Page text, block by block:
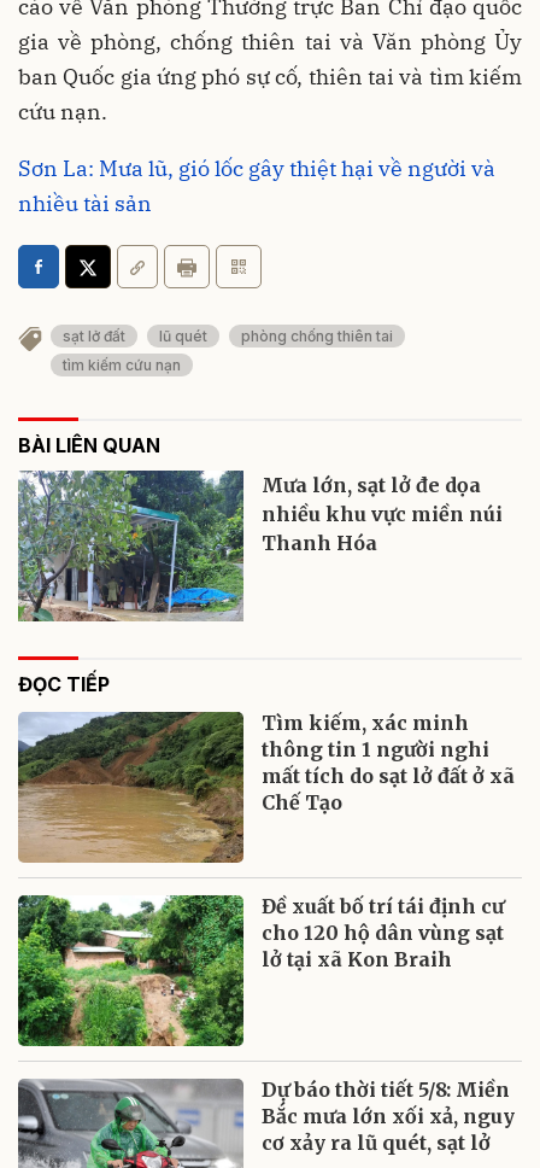
cáo về Văn phòng Thường trực Ban Chỉ đạo quốc
gia về phòng, chống thiên tai và Văn phòng Ủy
ban Quốc gia ứng phó sự cố, thiên tai và tìm kiếm
cứu nạn.
Sơn La: Mưa lũ, gió lốc gây thiệt hại về người và
nhiều tài sản
sạt lở đất lũ quét
phòng chống thiên tai
tìm kiếm cứu nạn
BÀI LIÊN QUAN
Mưa lớn, sạt lở đe dọa
nhiều khu vực miền núi
Thanh Hóa
ĐỌC TIẾP
Tìm kiếm, xác minh
thông tin 1 người nghi
mất tích do sạt lở đất ở xã
Chế Tạo
Đề xuất bố trí tái định cư
cho 120 hộ dân vùng sạt
lở tại xã Kon Braih
Dự báo thời tiết 5/8: Miền
Bắc mưa lớn xối xả, nguy
cơ xảy ra lũ quét, sạt lở